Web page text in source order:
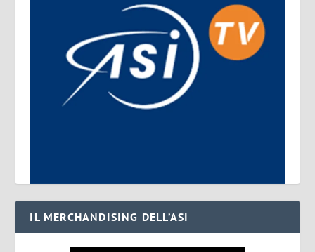
IL MERCHANDISING DELL’ASI